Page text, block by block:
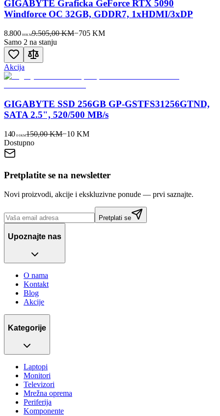
GIGABYTE Graficka GeForce RTX 5090
Windforce OC 32GB, GDDR7, 1xHDMI/3xDP
8.800 00KM9.505,00 KM−705KM
Samo 2 na stanju
Akcija
GIGABYTE SSD 256GB GP-GSTFS31256GTND,
SATA 2.5", 520/500 MB/s
140 00KM150,00 KM−10 KM
Dostupno
Pretplatite se na newsletter
Novi proizvodi, akcije i ekskluzivne ponude — prvi saznajte.
Pretplati se
Upoznajte nas
O nama
Kontakt
Blog
Akcije
Kategorije
Laptopi
Monitori
Televizori
Mrežna oprema
Periferija
Komponente